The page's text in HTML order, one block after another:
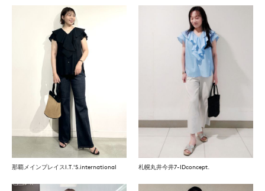
那覇メインプレイスI.T.'S.international 札幌丸井今井7-IDconcept.